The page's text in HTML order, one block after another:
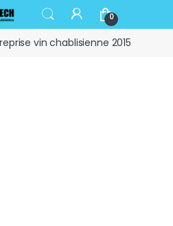
0
vin chablisienne 2015